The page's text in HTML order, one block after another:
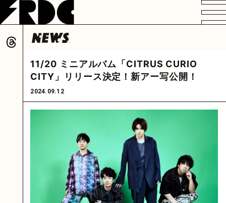
VIDEO
DISCOGRAPHY
GOODS
FAN CLUB
HOME
11/20 ミニアルバム「CITRUS CURIO
CITY」リリース決定！新アー写公開！
2024.09.12